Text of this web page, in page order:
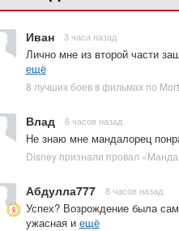
Иван 3 часа назад
Лично мне из второй части
ещё
Влад 6 часов назад
Не знаю мне мандалорец
Абдулла777 8 часов назад
Успех? Возрождение была
ужасная и ещё